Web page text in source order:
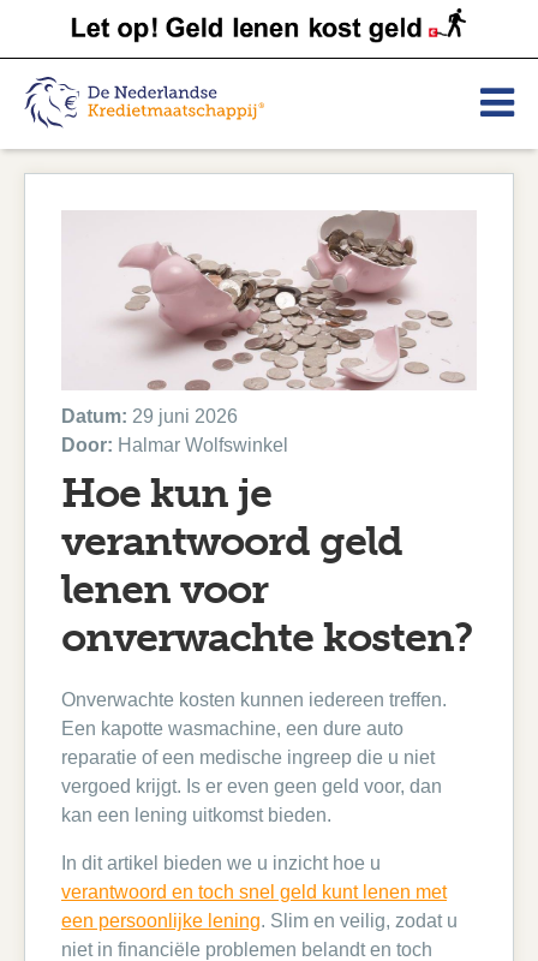
Datum: 29 juni 2026
Door: Halmar Wolfswinkel
Hoe kun je
verantwoord geld
lenen voor
onverwachte kosten?
Onverwachte kosten kunnen iedereen treffen.
Een kapotte wasmachine, een dure auto
reparatie of een medische ingreep die u niet
vergoed krijgt. Is er even geen geld voor, dan
kan een lening uitkomst bieden.
In dit artikel bieden we u inzicht hoe u
verantwoord en toch snel geld kunt lenen met
een persoonlijke lening. Slim en veilig, zodat u
niet in financiële problemen belandt en toch